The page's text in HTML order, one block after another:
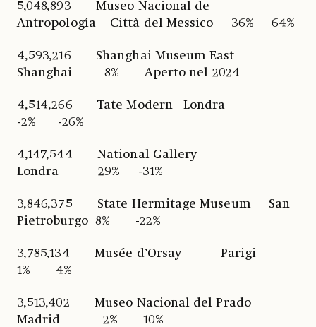
5,048,893 Museo Nacional de
Antropología Città del Messico 36% 64%
4,593,216 Shanghai Museum East
Shanghai 8% Aperto nel 2024
4,514,266 Tate Modern Londra
-2% -26%
4,147,544 National Gallery
Londra 29% -31%
3,846,375 State Hermitage Museum San
Pietroburgo 8% -22%
3,785,134 Musée d’Orsay Parigi
1% 4%
3,513,402 Museo Nacional del Prado
Madrid 2% 10%